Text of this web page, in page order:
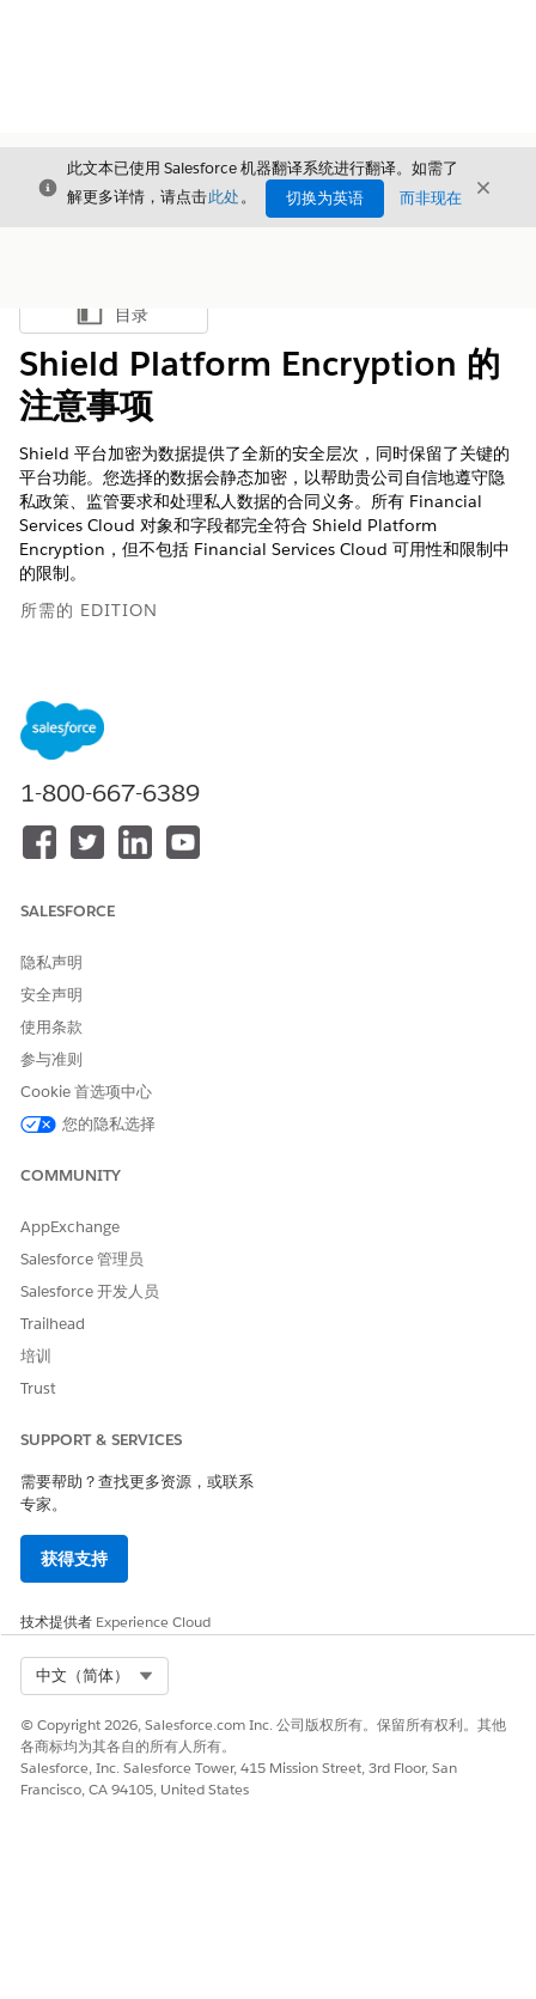
关闭
此文本已使用 Salesforce 机器翻译系统进行翻译。如需了
解更多详情，请点击此处。 切换为英语 而非现在 关闭
显示目录
目录
Shield Platform Encryption 的
注意事项
Shield 平台加密为数据提供了全新的安全层次，同时保留了关键的
平台功能。您选择的数据会静态加密，以帮助贵公司自信地遵守隐
私政策、监管要求和处理私人数据的合同义务。所有 Financial
Services Cloud 对象和字段都完全符合 Shield Platform
Encryption，但不包括 Financial Services Cloud 可用性和限制中
的限制。
所需的 EDITION
适用于：Professional
Financial Services Cloud 可用性和限制
1-800-667-6389
SALESFORCE
隐私声明
安全声明
使用条款
参与准则
Cookie 首选项中心
您的隐私选择
COMMUNITY
AppExchange
Salesforce 管理员
Salesforce 开发人员
Trailhead
培训
Trust
SUPPORT & SERVICES
需要帮助？查找更多资源，或联系
专家。
获得支持
技术提供者 Experience Cloud
中文（简体）
© Copyright 2026, Salesforce.com Inc. 公司版权所有。保留所有权利。其他
各商标均为其各自的所有人所有。
Salesforce, Inc. Salesforce Tower, 415 Mission Street, 3rd Floor, San
Francisco, CA 94105, United States